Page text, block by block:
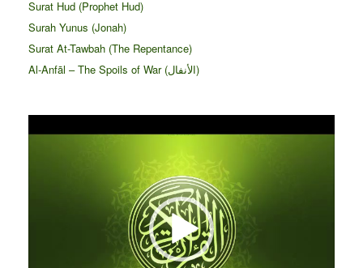
Surat Hud (Prophet Hud)
Surah Yunus (Jonah)
Surat At-Tawbah (The Repentance)
Al-Anfāl – The Spoils of War (الأنفال‎)
Player